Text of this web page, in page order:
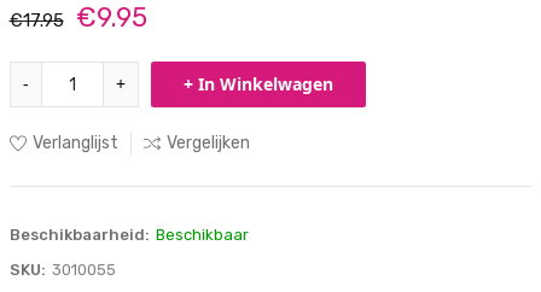
€17.95 €9.95
- + + In Winkelwagen
Verlanglijst Vergelijken
Beschikbaarheid: Beschikbaar
SKU: 3010055